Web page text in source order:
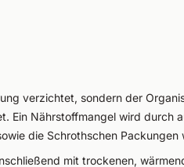
verzichtet, sondern der
Ein Nährstoffmangel wird durch
die Schrothschen Packungen
mit trockenen,